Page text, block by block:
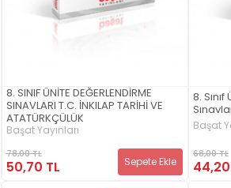
8. SINIF ÜNİTE DEĞERLENDİRME
SINAVLARI T.C. İNKILAP TARİHİ VE
ATATÜRKÇÜLÜK
Başat Yayınları
78,00 TL
50,70 TL Sepete Ekle
8.
Başat
68,00 TL
44,20